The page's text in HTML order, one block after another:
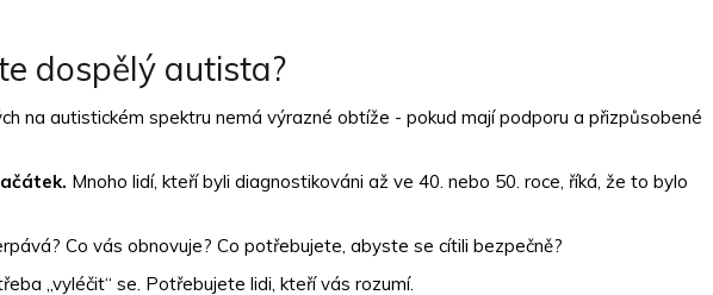
dospělý autista?
na autistickém spektru nemá výrazné obtíže - pokud mají podporu a přizpůsobené
Mnoho lidí, kteří byli diagnostikováni až ve 40. nebo 50. roce, říká, že to bylo
Co vás obnovuje? Co potřebujete, abyste se cítili bezpečně?
„vyléčit“ se. Potřebujete lidi, kteří vás rozumí.